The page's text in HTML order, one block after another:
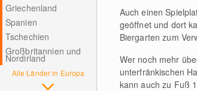
Griechenland
Spanien
Tschechien
Großbritannien und
Nordirland
Alle Länder in Europa
Auch einen
geöffnet und dort
Biergarten zum
Wer noch mehr
unterfränkischen
kann auch zu Fuß